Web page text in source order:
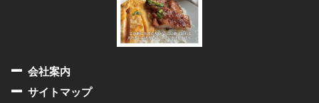
会社案内
サイトマップ